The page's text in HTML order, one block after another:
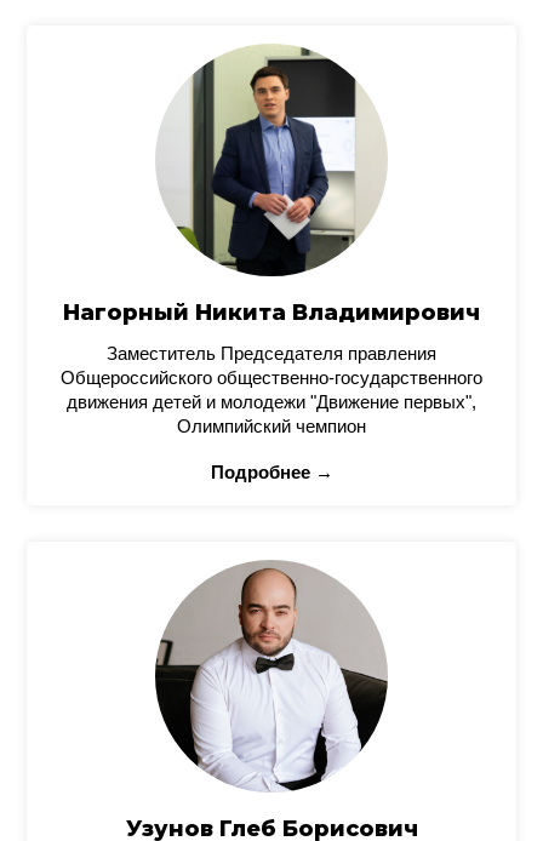
Нагорный Никита Владимирович
Заместитель Председателя правления
Общероссийского общественно-государственного
движения детей и молодежи "Движение первых",
Олимпийский чемпион
Подробнее →
Узунов Глеб Борисович